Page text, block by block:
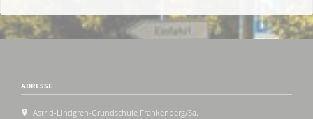
ADRESSE
Astrid-Lindgren-Grundschule Frankenberg/Sa.